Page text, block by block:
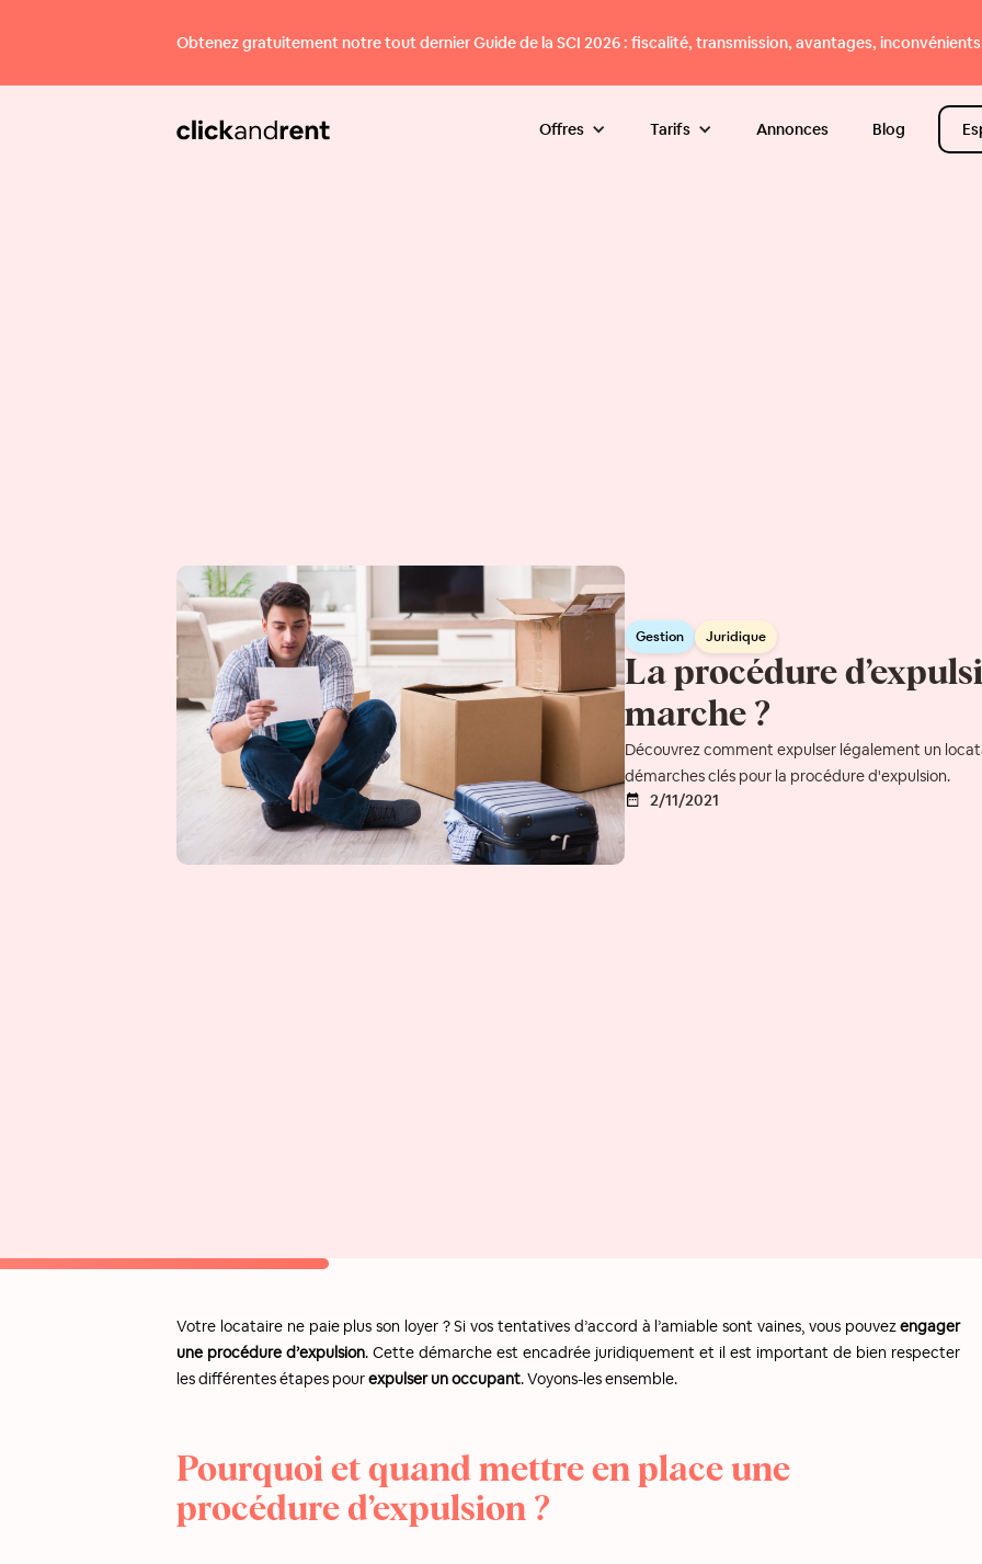
Obtenez gratuitement notre tout dernier Guide de la SCI 2026 : fiscalité, transmission, avantages,
Offres Tarifs Annonces Blog
Gestion Juridique
La procédure
marche ?
Découvrez comment expulser légalement un
démarches clés pour la procédure d'expulsion.
2/11/2021
Votre locataire ne paie plus son loyer ? Si vos tentatives d’accord à l’amiable sont vaines, vous pouvezengager
une procédure d’expulsion. Cette démarche est encadrée juridiquement et il est important de bien respecter
les différentes étapes pourexpulser un occupant. Voyons-les ensemble.
Pourquoi et quand mettre en place une
procédure d’expulsion ?